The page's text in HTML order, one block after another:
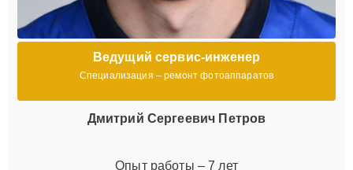
Ведущий сервис-инженер
Специализация – ремонт фотоаппаратов
Дмитрий Сергеевич Петров
Опыт работы – 7 лет